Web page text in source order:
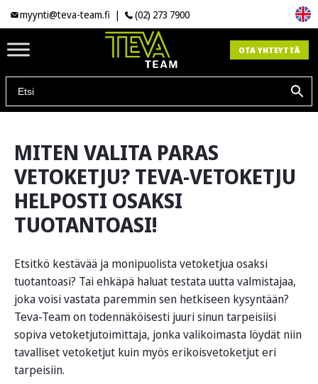
myynti@teva-team.fi | (02) 273 7900
OTA YHTEYTTÄ
MITEN VALITA PARAS
VETOKETJU? TEVA-VETOKETJU
HELPOSTI OSAKSI
TUOTANTOASI!
Etsitkö kestävää ja monipuolista vetoketjua osaksi
tuotantoasi? Tai ehkäpä haluat testata uutta valmistajaa,
joka voisi vastata paremmin sen hetkiseen kysyntään?
Teva-Team on todennäköisesti juuri sinun tarpeisiisi
sopiva vetoketjutoimittaja, jonka valikoimasta löydät niin
tavalliset vetoketjut kuin myös erikoisvetoketjut eri
tarpeisiin.